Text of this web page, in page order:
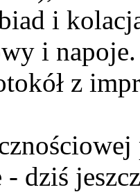
i
i napoje.
z
dziś